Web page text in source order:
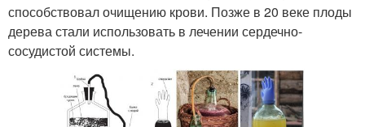
способствовал очищению крови. Позже в 20 веке плоды
дерева стали использовать в лечении сердечно-
сосудистой системы.